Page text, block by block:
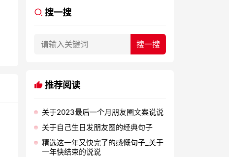
搜一搜
推荐阅读
关于2023最后一个月朋友圈文案说说
关于自己生日发朋友圈的经典句子
精选这一年又快完了的感慨句子_关于
一年快结束的说说